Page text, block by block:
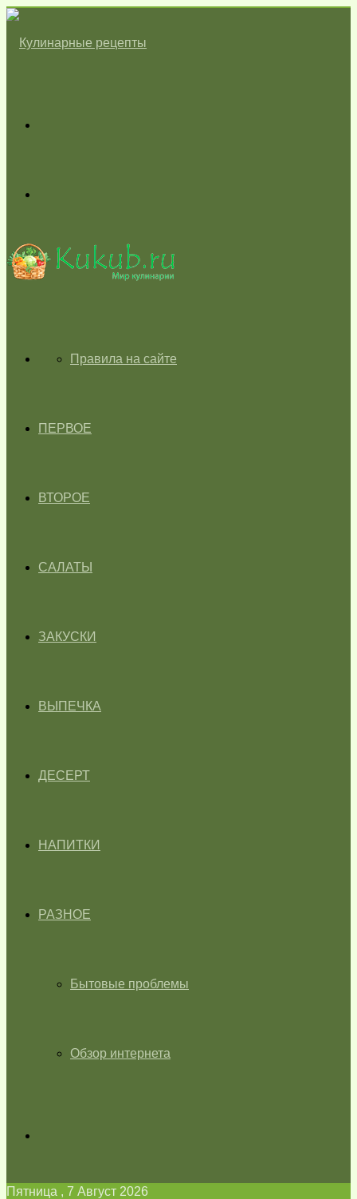
skin
ГЛАВНАЯПравила на сайте
ПЕРВОЕ
ВТОРОЕ
САЛАТЫ
ЗАКУСКИ
ВЫПЕЧКА
ДЕСЕРТ
НАПИТКИ
РАЗНОЕ
Бытовые проблемы
Обзор интернета
Пятница , 7 Август 2026